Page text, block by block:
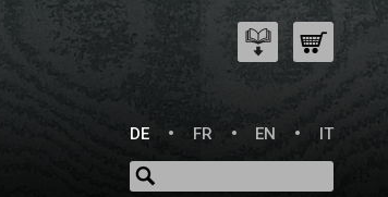
DE
FR EN IT